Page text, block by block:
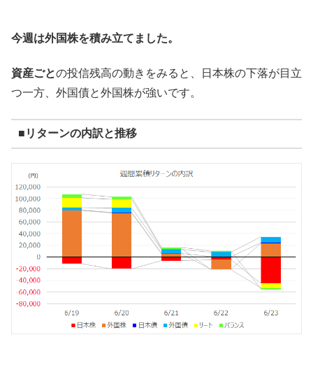
今週は外国株を積み立てました。
資産ごとの投信残高の動きをみると、日本株の下落が目立
つ一方、外国債と外国株が強いです。
■リターンの内訳と推移